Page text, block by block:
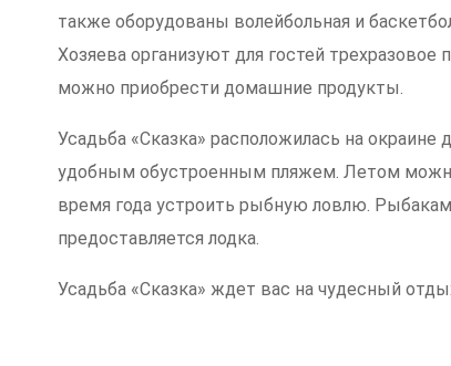
также оборудованы волейбольная и
Хозяева организуют для гостей
можно приобрести домашние продукты.
Усадьба «Сказка» расположилась на
удобным обустроенным пляжем. Летом
время года устроить рыбную ловлю.
предоставляется лодка.
Усадьба «Сказка» ждет вас на чудесный